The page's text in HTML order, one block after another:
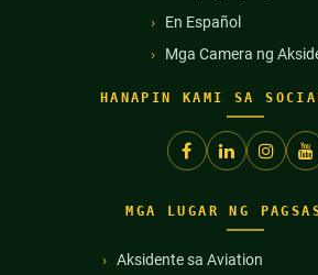
En Español
Mga Camera ng
HANAPIN KAMI SA
MGA LUGAR NG
Aksidente sa Aviation